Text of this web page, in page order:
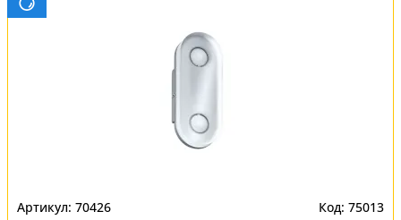
70426 75013